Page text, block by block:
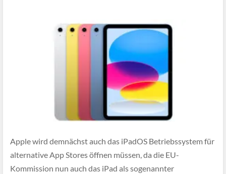
Apple wird demnächst auch das iPadOS Betriebssystem für
alternative App Stores öffnen müssen, da die EU-
Kommission nun auch das iPad als sogenannter